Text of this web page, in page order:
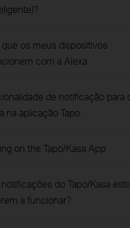
os meus dispositivos
com a Alexa
de notificação para
na aplicação Tapo
on the Tapo/Kasa App
do Tapo/Kasa
a funcionar?